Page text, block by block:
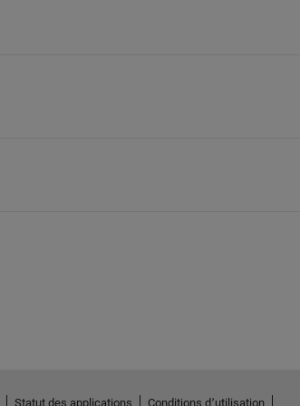
Statut des applications Conditions d՚utilisation